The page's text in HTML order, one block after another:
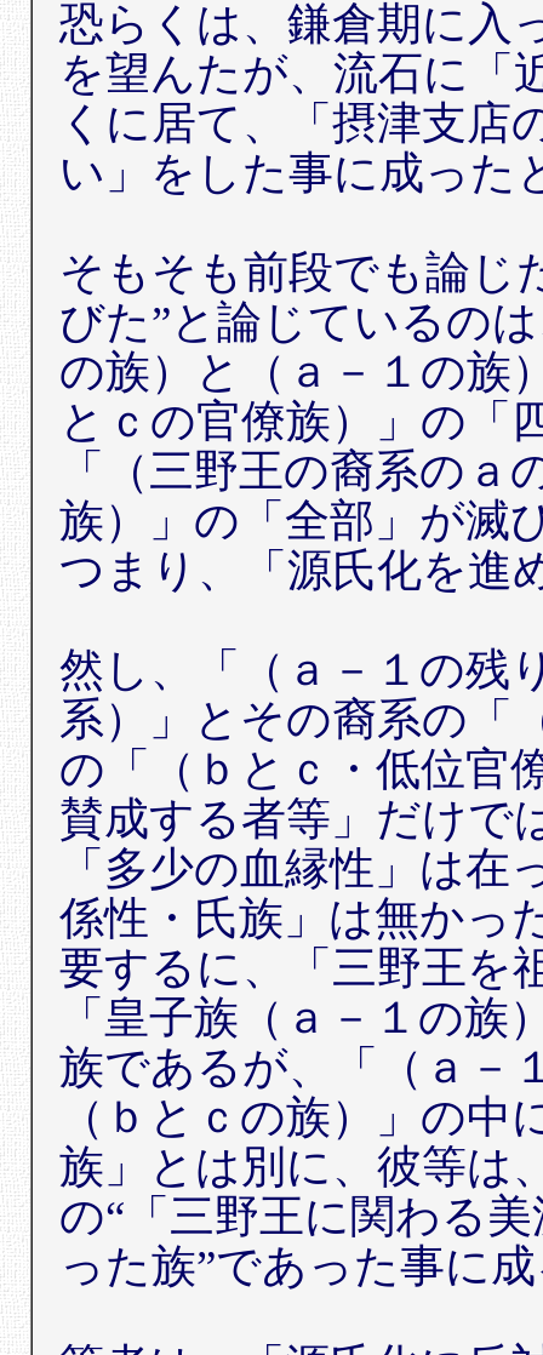
恐らくは、鎌倉期に入
を望んたが、流石に「
くに居て、「摂津支店
い」をした事に成った
そもそも前段でも論じ
びた”と論じているの
の族）と（ａ－１の族
とｃの官僚族）」の「
「（三野王の裔系の
族）」の「全部」が滅
つまり、「源氏化を進
然し、「（ａ－１の残
系）」とその裔系の「
の「（ｂとｃ・低位官
賛成する者等」だけで
「多少の血縁性」は
係性・氏族」は無かっ
要するに、「三野王を
「皇子族（ａ－１の
族であるが、「（ａ－
（ｂとｃの族）」の
族」とは別に、彼等は
の“「三野王に関わる
った族”であった事に